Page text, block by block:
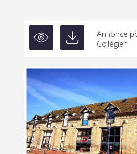
Annonce
Collégien